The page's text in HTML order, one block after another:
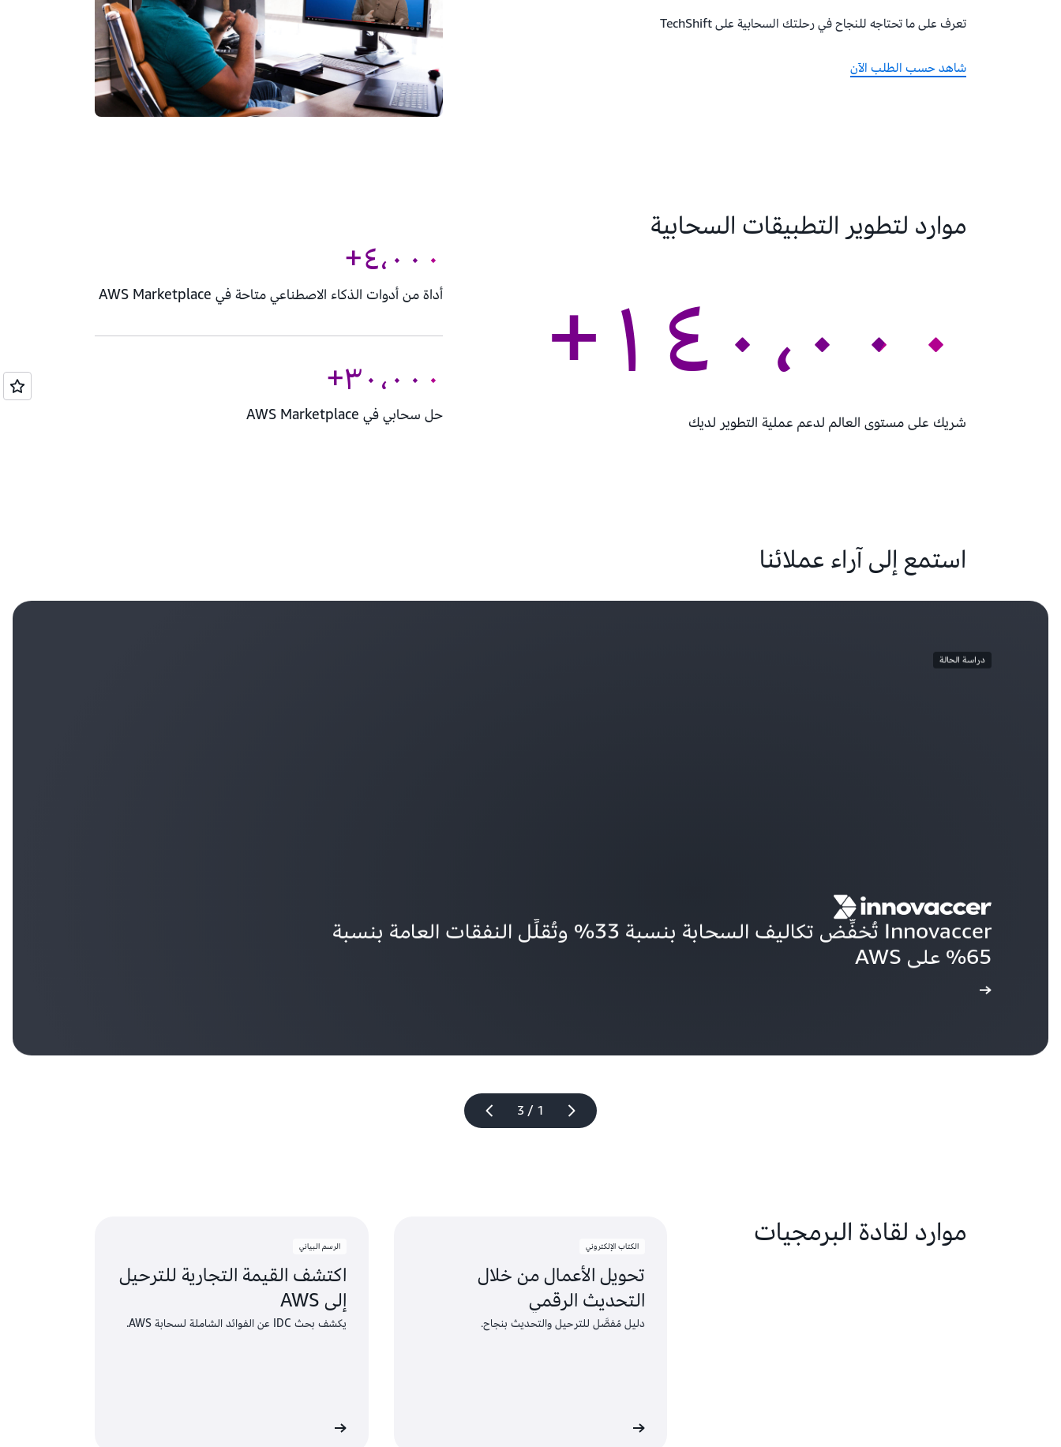
تعرف على ما تحتاجه للنجاح في رحلتك السحابية على TechShift
شاهد حسب الطلب الآن
موارد لتطوير التطبيقات السحابية
١٤٠٬٠٠٠+
شريك على مستوى العالم لدعم عملية التطوير لديك
٤٬٠٠٠+
أداة من أدوات الذكاء الاصطناعي متاحة في AWS Marketplace
٣٠٬٠٠٠+
حل سحابي في AWS Marketplace
استمع إلى آراء عملائنا
1 / 3
دراسة الحالة
65% على AWS
موارد لقادة البرمجيات الكتاب الإلكتروني
تحويل الأعمال من خلال
التحديث الرقمي
دليل مُفصَّل للترحيل والتحديث بنجاح.
الرسم البياني
اكتشف القيمة التجارية للترحيل
إلى AWS
يكشف بحث IDC عن الفوائد الشاملة لسحابة AWS.
القراءة الآن